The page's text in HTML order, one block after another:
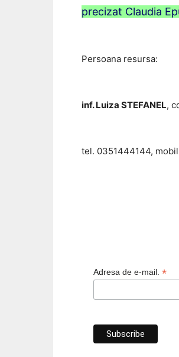
precizat Claudia
Persoana resursa:
inf. Luiza STEFANEL,
tel. 0351444144,
Adresa de e-mail. *